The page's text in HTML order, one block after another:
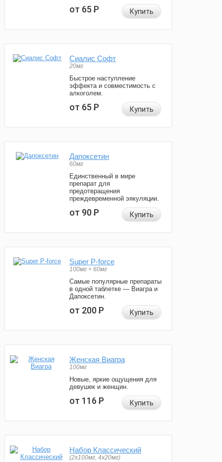
от 65Р Купить
Сиалис Софт
20мг
Быстрое наступление
эффекта и совместимость с
алкоголем.
от 65Р Купить
Дапоксетин
60мг
Единственный в мире
препарат для
предотвращения
преждевременной эякуляции.
от 90Р Купить
Super P-force
100мг + 60мг
Самые популярные препараты
в одной таблетке — Виагра и
Дапоксетин.
от 200Р Купить
Женская Виагра
100мг
Новые, яркие ощущения для
девушек и женщин.
от 116Р Купить
Набор Классический
(2x100мг, 4x20мг)